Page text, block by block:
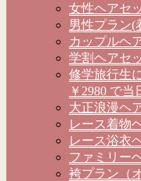
女性ヘアセ
男性プラン(
カップルヘ
学割ヘアセ
修学旅行生
￥2980 で当
大正浪漫ヘ
レース着物
レース浴衣
ファミリー
袴プラン（